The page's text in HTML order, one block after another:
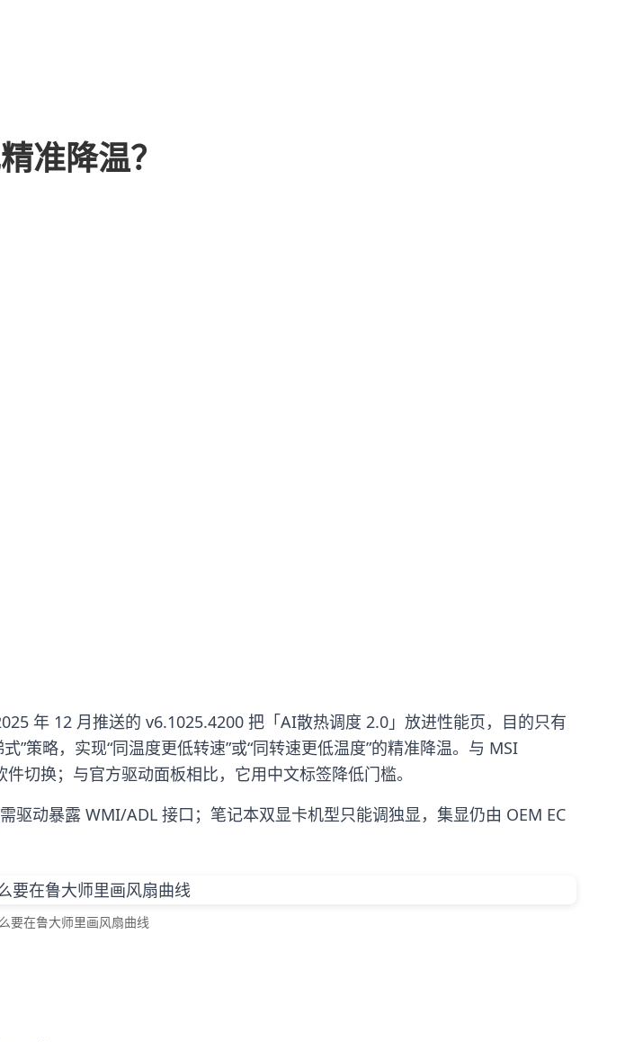
准降温？
年 12 月推送的 v6.1025.4200 把「AI散热调度 2.0」放进性能页，目的只有
策略，实现“同温度更低转速”或“同转速更低温度”的精准降温。与 MSI
切换；与官方驱动面板相比，它用中文标签降低门槛。
动暴露 WMI/ADL 接口；笔记本双显卡机型只能调独显，集显仍由 OEM EC
要在鲁大师里画风扇曲线